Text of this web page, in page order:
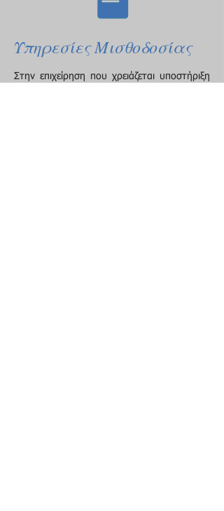
Υπηρεσίες Μισθοδοσίας
Στην επιχείρηση που χρειάζεται υποστήριξη